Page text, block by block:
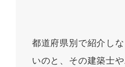
都道府県別で紹介し
いのと、その建築士